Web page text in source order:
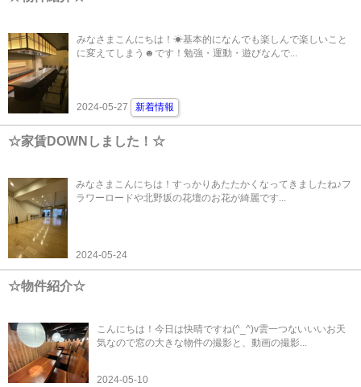
みなさまこんにちは！☀基本的になんでも楽しんで楽しいこと
に変えてしまう☻です！勉強・運動・遊びなんで...
2024-05-27 新着情報
☆家賃DOWNしました！☆
みなさまこんにちは！すっかりあたたかくなってきましたね♪フ
ラワーロードや北野坂の花壇のお花が綺麗です...
2024-05-24
☆物件紹介☆
こんにちは！今日は快晴ですね(^_^)v雲一つないいいお天
気なので窓の大きな物件の撮影と、動画の撮影...
2024-05-10